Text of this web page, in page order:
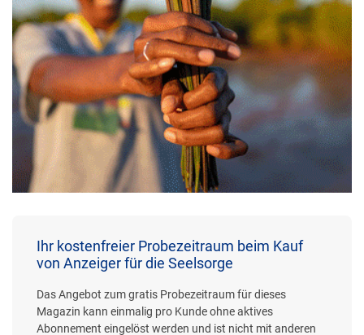
Ihr kostenfreier Probezeitraum beim Kauf
von Anzeiger für die Seelsorge
Das Angebot zum gratis Probezeitraum für dieses
Magazin kann einmalig pro Kunde ohne aktives
Abonnement eingelöst werden und ist nicht mit anderen